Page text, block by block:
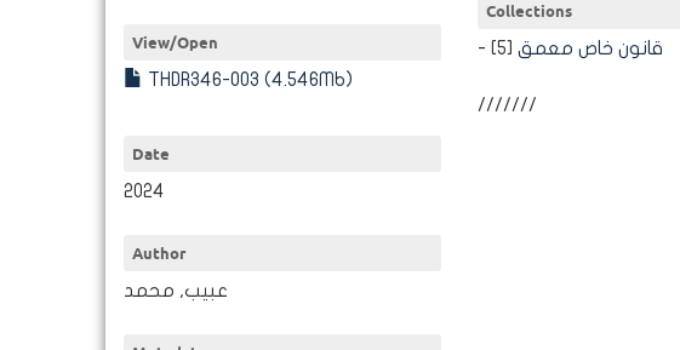
View/Open
THDR346-003 (4.546Mb)
Date
2024
Author
عبيب, محمد
Collections
- قانون خاص معمق[5]
///////